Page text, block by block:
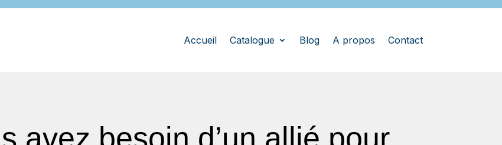
Accueil Catalogue Blog A propos Contact
avez besoin d’un allié pour